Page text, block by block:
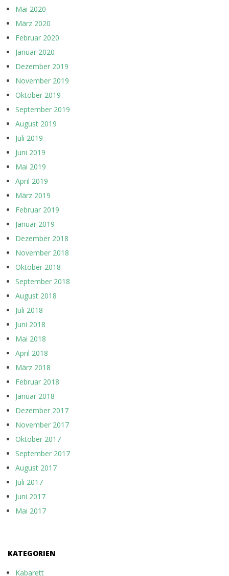
Mai 2020
März 2020
Februar 2020
Januar 2020
Dezember 2019
November 2019
Oktober 2019
September 2019
August 2019
Juli 2019
Juni 2019
Mai 2019
April 2019
März 2019
Februar 2019
Januar 2019
Dezember 2018
November 2018
Oktober 2018
September 2018
August 2018
Juli 2018
Juni 2018
Mai 2018
April 2018
März 2018
Februar 2018
Januar 2018
Dezember 2017
November 2017
Oktober 2017
September 2017
August 2017
Juli 2017
Juni 2017
Mai 2017
KATEGORIEN
Kabarett